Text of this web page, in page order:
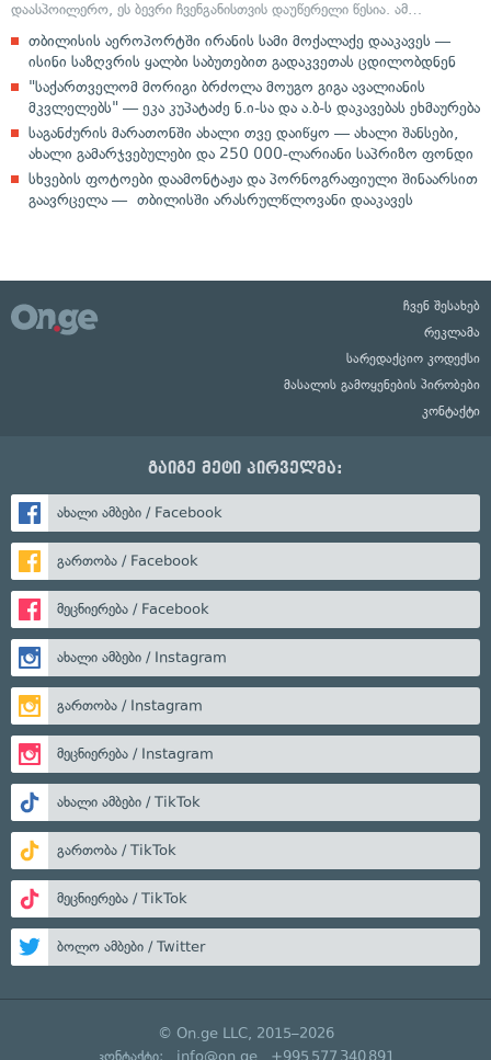
დაასპოილერო, ეს ბევრი ჩვენგანისთვის დაუწერელი წესია. ამ…
თბილისის აეროპორტში ირანის სამი მოქალაქე დააკავეს —
ისინი საზღვრის ყალბი საბუთებით გადაკვეთას ცდილობდნენ
"საქართველომ მორიგი ბრძოლა მოუგო გიგა ავალიანის
მკვლელებს" — ეკა კუპატაძე ნ.ი-სა და ა.ბ-ს დაკავებას ეხმაურება
საგანძურის მარათონში ახალი თვე დაიწყო — ახალი შანსები,
ახალი გამარჯვებულები და 250 000-ლარიანი საპრიზო ფონდი
სხვების ფოტოები დაამონტაჟა და პორნოგრაფიული შინაარსით
გაავრცელა — თბილისში არასრულწლოვანი დააკავეს
ჩვენ შესახებ
რეკლამა
სარედაქციო კოდექსი
მასალის გამოყენების პირობები
კონტაქტი
გაიგე მეტი პირველმა:
ახალი ამბები / Facebook
გართობა / Facebook
მეცნიერება / Facebook
ახალი ამბები / Instagram
გართობა / Instagram
მეცნიერება / Instagram
ახალი ამბები / TikTok
გართობა / TikTok
მეცნიერება / TikTok
ბოლო ამბები / Twitter
© On.ge LLC, 2015–2026
კონტაქტი: info@on.ge +995 577 340 891